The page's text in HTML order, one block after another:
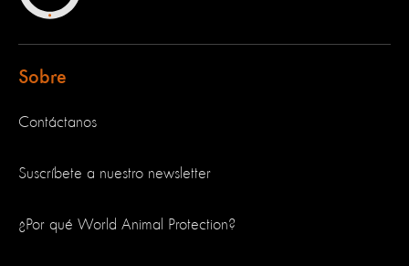
Sobre
Contáctanos
Suscríbete a nuestro newsletter
¿Por qué World Animal Protection?